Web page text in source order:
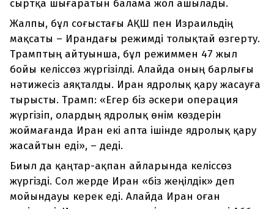
сыртқа шығаратын балама жол ашылады.
Жалпы, бұл соғыстағы АҚШ пен Израильдің
мақсаты – Ирандағы режимді толықтай өзгерту.
Трамптың айтуынша, бұл режиммен 47 жыл
бойы келіссөз жүргізілді. Алайда оның барлығы
нәтижесіз аяқталды. Иран ядролық қару жасауға
тырысты. Трамп: «Егер біз әскери операция
жүргізіп, олардың ядролық өнім көздерін
жоймағанда Иран екі апта ішінде ядролық қару
жасайтын еді», – деді.
Биыл да қаңтар-ақпан айларында келіссөз
жүргізді. Сол жерде Иран «біз жеңілдік» деп
мойындауы керек еді. Алайда Иран оған